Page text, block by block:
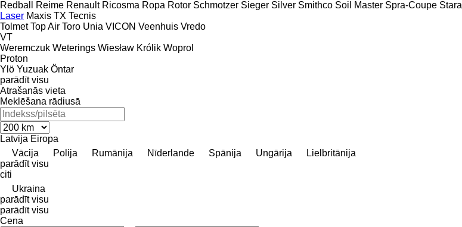
Redball
Reime Renault Ricosma Ropa Rotor Schmotzer Sieger Silver Smithco Soil Master Spra-Coupe Stara
Laser Maxis TX Tecnis
Tolmet Top Air Toro Unia VICON Veenhuis Vredo
VT
Weremczuk Weterings Wiesław Królik Woprol
Proton
Ylö Yuzuak Öntar
parādīt visu
Atrašanās vieta
Meklēšana rādiusā
Latvija Eiropa
Vācija
Polija Rumānija Nīderlande Spānija Ungārija
Lielbritānija
parādīt visu
citi
Ukraina
parādīt visu
parādīt visu
Cena